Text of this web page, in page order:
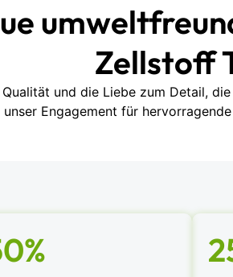
Zellstoff
und die Liebe zum Detail,
Engagement für